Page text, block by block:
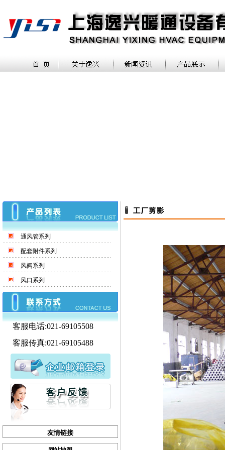
通风管系列
配套附件系列
风阀系列
风口系列
客服电话:021-69105508
客服传真:021-69105488
友情链接